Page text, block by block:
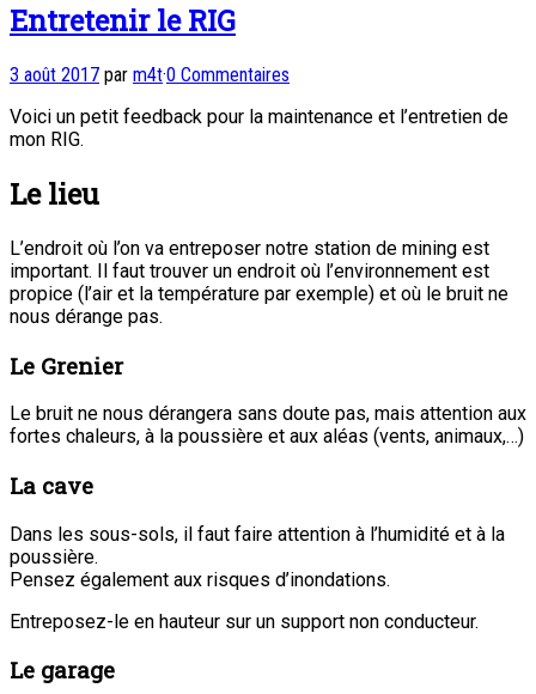
Entretenir le RIG
3 août 2017 par m4t·0 Commentaires
Voici un petit feedback pour la maintenance et l’entretien de
mon RIG.
Le lieu
L’endroit où l’on va entreposer notre station de mining est
important. Il faut trouver un endroit où l’environnement est
propice (l’air et la température par exemple) et où le bruit ne
nous dérange pas.
Le Grenier
Le bruit ne nous dérangera sans doute pas, mais attention aux
fortes chaleurs, à la poussière et aux aléas (vents, animaux,…)
La cave
Dans les sous-sols, il faut faire attention à l’humidité et à la
poussière.
Pensez également aux risques d’inondations.
Entreposez-le en hauteur sur un support non conducteur.
Le garage